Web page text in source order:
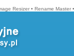
Resizer • Rename Master •